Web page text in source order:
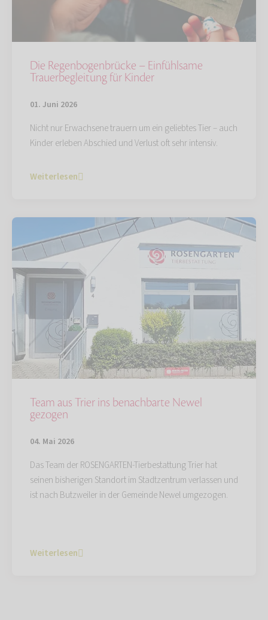
Die Regenbogenbrücke – Einfühlsame
Trauerbegleitung für Kinder
01. Juni 2026
Nicht nur Erwachsene trauern um ein geliebtes Tier – auch
Kinder erleben Abschied und Verlust oft sehr intensiv.
Weiterlesen
Team aus Trier ins benachbarte Newel
gezogen
04. Mai 2026
Das Team der ROSENGARTEN-Tierbestattung Trier hat
seinen bisherigen Standort im Stadtzentrum verlassen und
ist nach Butzweiler in der Gemeinde Newel umgezogen.
Weiterlesen